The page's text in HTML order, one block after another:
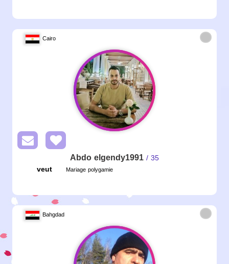
Cairo
Abdo elgendy1991/ 35
veut
Mariage polygamie
Bahgdad